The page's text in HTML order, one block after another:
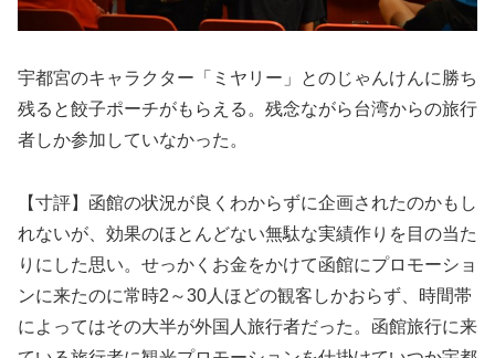
宇都宮のキャラクター「ミヤリー」とのじゃんけんに勝ち
残ると餃子ポーチがもらえる。残念ながら台湾からの旅行
者しか参加していなかった。
【寸評】函館の状況が良くわからずに企画されたのかもし
れないが、効果のほとんどない無駄な実績作りを目の当た
りにした思い。せっかくお金をかけて函館にプロモーショ
ンに来たのに常時2～30人ほどの観客しかおらず、時間帯
によってはその大半が外国人旅行者だった。函館旅行に来